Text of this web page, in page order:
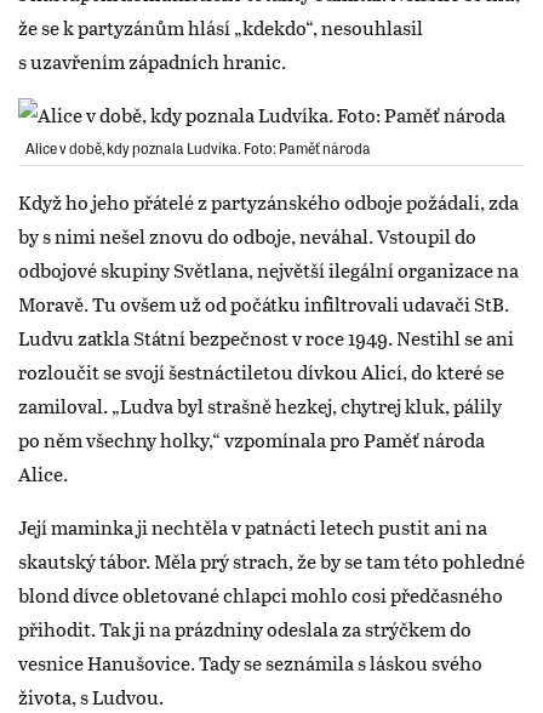
že se k partyzánům hlásí „kdekdo“, nesouhlasil
s uzavřením západních hranic.
Alice v době, kdy poznala Ludvíka. Foto: Paměť národa
Když ho jeho přátelé z partyzánského odboje požádali, zda
by s nimi nešel znovu do odboje, neváhal. Vstoupil do
odbojové skupiny Světlana, největší ilegální organizace na
Moravě. Tu ovšem už od počátku infiltrovali udavači StB.
Ludvu zatkla Státní bezpečnost v roce 1949. Nestihl se ani
rozloučit se svojí šestnáctiletou dívkou Alicí, do které se
zamiloval. „Ludva byl strašně hezkej, chytrej kluk, pálily
po něm všechny holky,“ vzpomínala pro Paměť národa
Alice.
Její maminka ji nechtěla v patnácti letech pustit ani na
skautský tábor. Měla prý strach, že by se tam této pohledné
blond dívce obletované chlapci mohlo cosi předčasného
přihodit. Tak ji na prázdniny odeslala za strýčkem do
vesnice Hanušovice. Tady se seznámila s láskou svého
života, s Ludvou.